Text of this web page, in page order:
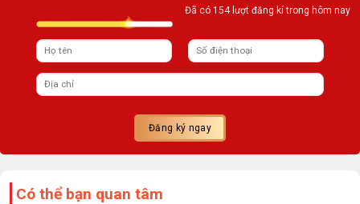
Đã có 154 lượt đăng kí trong hôm nay
Có thể bạn quan tâm